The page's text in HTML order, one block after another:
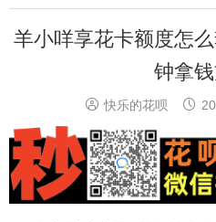
羊小咩享花卡额度怎
钟拿
 快乐的花呗 